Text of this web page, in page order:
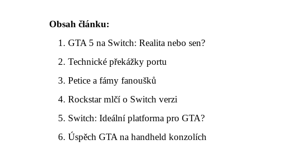
Obsah článku:
GTA 5 na Switch: Realita nebo sen?
Technické překážky portu
Petice a fámy fanoušků
Rockstar mlčí o Switch verzi
Switch: Ideální platforma pro GTA?
Úspěch GTA na handheld konzolích